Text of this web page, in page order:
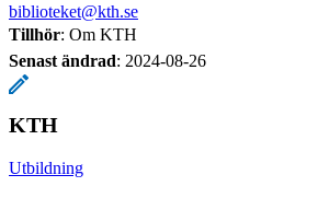
biblioteket@kth.se
Tillhör: Om KTH
Senast ändrad: 2024-08-26
KTH
Utbildning